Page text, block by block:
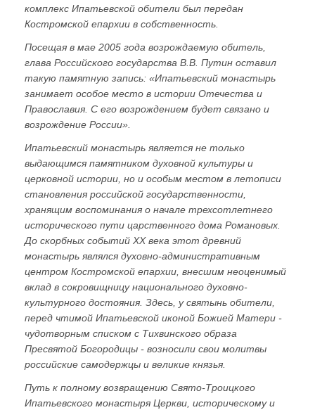
комплекс Ипатьевской обители был передан
Костромской епархии в собственность.
Посещая в мае 2005 года возрождаемую обитель,
глава Российского государства В.В. Путин оставил
такую памятную запись: «Ипатьевский монастырь
занимает особое место в истории Отечества и
Православия. С его возрождением будет связано и
возрождение России».
Ипатьевский монастырь является не только
выдающимся памятником духовной культуры и
церковной истории, но и особым местом в летописи
становления российской государственности,
хранящим воспоминания о начале трехсотлетнего
исторического пути царственного дома Романовых.
До скорбных событий ХХ века этот древний
монастырь являлся духовно-административным
центром Костромской епархии, внесшим неоценимый
вклад в сокровищницу национального духовно-
культурного достояния. Здесь, у святынь обители,
перед чтимой Ипатьевской иконой Божией Матери -
чудотворным списком с Тихвинского образа
Пресвятой Богородицы - возносили свои молитвы
российские самодержцы и великие князья.
Путь к полному возвращению Свято-Троицкого
Ипатьевского монастыря Церкви, историческому и